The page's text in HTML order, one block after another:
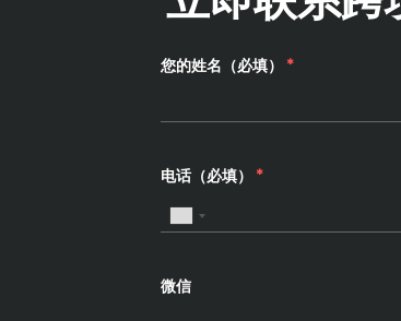
您的姓名（必填） *
电话（必填） *
微信